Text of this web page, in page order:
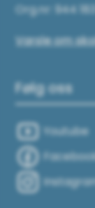
Org.nr: 944
Varsle om
Følg oss
Youtube